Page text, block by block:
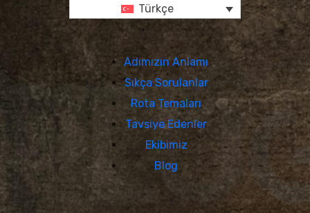
Türkçe
Adımızın Anlamı
Sıkça Sorulanlar
Rota Temaları
Tavsiye Edenler
Ekibimiz
Blog